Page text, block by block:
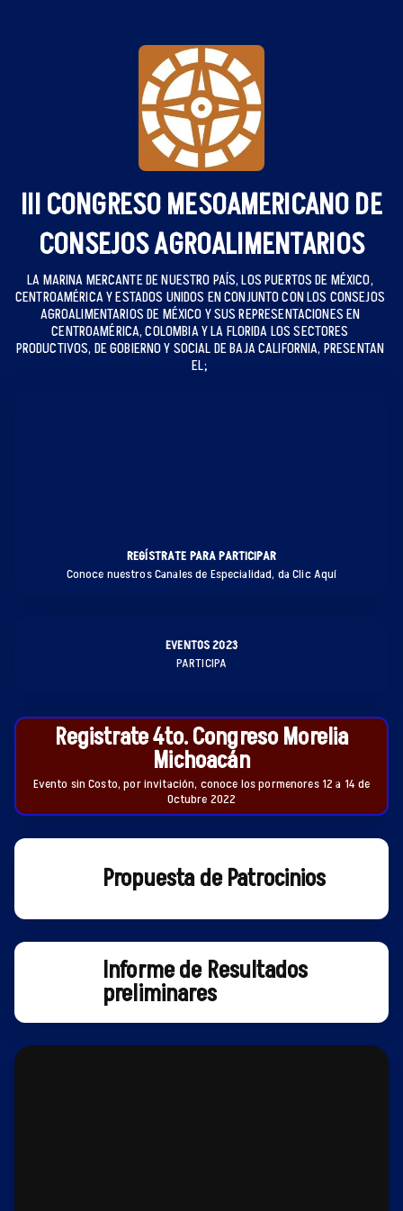
III CONGRESO MESOAMERICANO DE
CONSEJOS AGROALIMENTARIOS
LA MARINA MERCANTE DE NUESTRO PAÍS, LOS PUERTOS DE MÉXICO,
CENTROAMÉRICA Y ESTADOS UNIDOS EN CONJUNTO CON LOS CONSEJOS
AGROALIMENTARIOS DE MÉXICO Y SUS REPRESENTACIONES EN
CENTROAMÉRICA, COLOMBIA Y LA FLORIDA LOS SECTORES
PRODUCTIVOS, DE GOBIERNO Y SOCIAL DE BAJA CALIFORNIA, PRESENTAN
EL;
REGÍSTRATE PARA PARTICIPAR
Conoce nuestros Canales de Especialidad, da Clic Aquí
EVENTOS 2023
PARTICIPA
Registrate 4to. Congreso Morelia
Michoacán
Evento sin Costo, por invitación, conoce los pormenores 12 a 14 de
Octubre 2022
Propuesta de Patrocinios
Informe de Resultados
preliminares